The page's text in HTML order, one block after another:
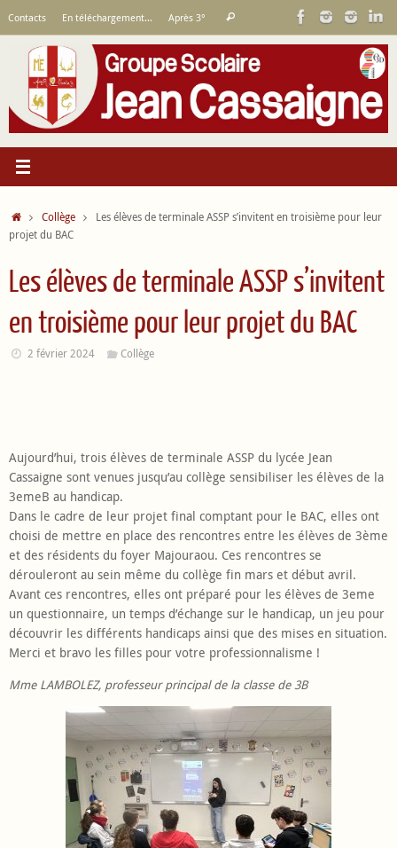
contenu
Contacts En téléchargement… Après 3°
Recherche
:
Rechercher
AccueilCollège
Les élèves de terminale ASSP s’invitent en troisième pour leur
projet du BAC
Les élèves de terminale ASSP s’invitent
en troisième pour leur projet du BAC
2 février 2024 Collège
Aujourd’hui, trois élèves de terminale ASSP du lycée Jean
Cassaigne sont venues jusqu’au collège sensibiliser les élèves de la
3emeB au handicap.
Dans le cadre de leur projet final comptant pour le BAC, elles ont
choisi de mettre en place des rencontres entre les élèves de 3ème
et des résidents du foyer Majouraou. Ces rencontres se
dérouleront au sein même du collège fin mars et début avril.
Avant ces rencontres, elles ont préparé pour les élèves de 3eme
un questionnaire, un temps d’échange sur le handicap, un jeu pour
découvrir les différents handicaps ainsi que des mises en situation.
Merci et bravo les filles pour votre professionnalisme !
Mme LAMBOLEZ, professeur principal de la classe de 3B